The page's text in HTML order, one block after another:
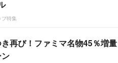
プ特集
再び！ファミマ名物45％増量